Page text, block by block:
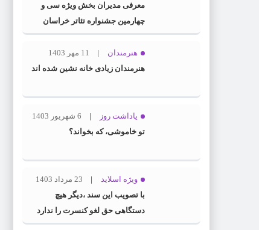
معرفی مدیران بخش ویژه سی و
چهارمین جشنواره تئاتر خراسان
رضوی
هنرمندان
11 مهر 1403
هنرمندان زیادی خانه نشین شده اند
یاداشت روز
6 شهریور 1403
تو خاموشی، که بخواند؟
ویژه اسلاید
23 مرداد 1403
با تصویب این سند ،دیگر هیچ
دستگاهی حق لغو کنسرت را ندارد